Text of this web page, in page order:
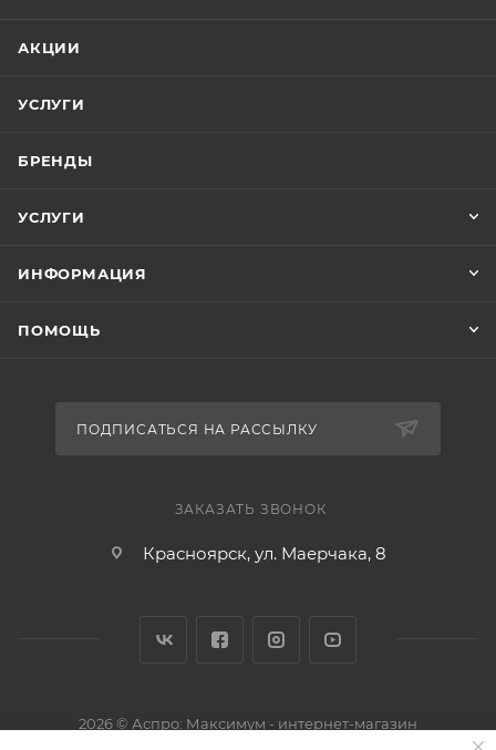
АКЦИИ
УСЛУГИ
БРЕНДЫ
УСЛУГИ
ИНФОРМАЦИЯ
ПОМОЩЬ
ПОДПИСАТЬСЯ НА РАССЫЛКУ
ЗАКАЗАТЬ ЗВОНОК
Красноярск, ул. Маерчака, 8
2026 © Аспро: Максимум - интернет-магазин